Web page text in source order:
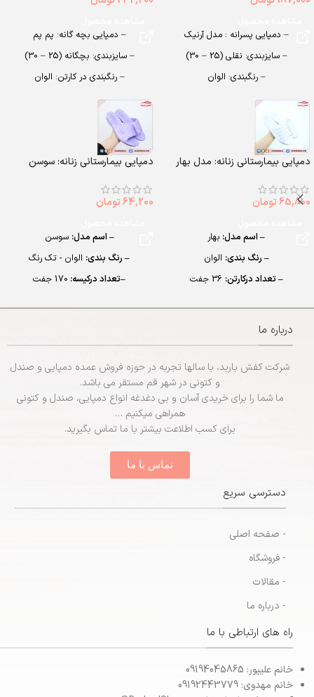
– دمپایی پسرانه : مدل آرنیک
– سایزبندی: نقلی (25 – 30)
– رنگبندی: الوان
– تعداد در کارتن: 32 جفت
– دمپایی بچه گانه: پم پم
– سایزبندی: بچگانه (25 – 30)
– رنگبندی در کارتن: الوان
– تعداد در کارتن:24 جفت
– جنس: EVA Soft
دمپایی بیمارستانی زنانه: مدل بهار
65,800تومان
– اسم مدل: بهار
– رنگ بندی: الوان
– تعداد درکارتن:
دمپایی بیمارستانی زنانه: سوسن
64,200تومان
– اسم مدل: سوسن
– رنگ بندی: الوان - تک رنگ
–تعداد درکیسه: 170 جفت
– سایزبندی:زنانه (37 تا 39)
درباره ما
شرکت کفش باربد، با سالها تجربه در حوزه فروش عمده دمپایی و صندل
و کتونی در شهر قم مستقر می باشد.
ما شما را برای خریدی آسان و بی دغدغه انواع دمپایی، صندل و کتونی
همراهی میکنیم …
برای کسب اطلاعت بیشتر با ما تماس بگیرید.
تماس با ما
دسترسی سریع
- صفحه اصلی
- فروشگاه
- مقالات
- درباره ما
راه های ارتباطی با ما
خانم علیپور: 09194045865
خانم مهدوی: 09192443779